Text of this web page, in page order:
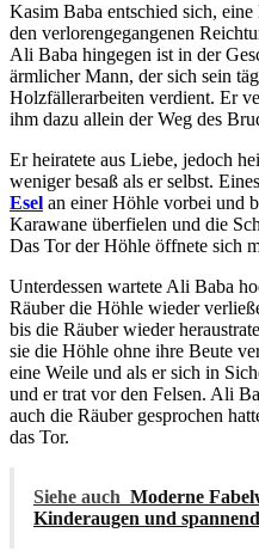
Kasim Baba entschied sich,
den verlorengegangenen
Ali Baba hingegen ist in der
ärmlicher Mann, der sich sein
Holzfällerarbeiten verdient. Er
ihm dazu allein der Weg des
Er heiratete aus Liebe, jedoch
weniger besaß als er selbst.
Esel an einer Höhle vorbei und
Karawane überfielen und die
Das Tor der Höhle öffnete sich
Unterdessen wartete Ali Baba
Räuber die Höhle wieder
bis die Räuber wieder
sie die Höhle ohne ihre Beute
eine Weile und als er sich in
und er trat vor den Felsen. Ali
auch die Räuber gesprochen
das Tor.
Siehe auch Moderne
Kinderaugen und